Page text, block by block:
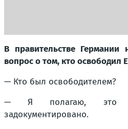
В правительстве Германии
вопрос о том, кто освободил
— Кто был освободителем?
— Я полагаю, это
задокументировано.